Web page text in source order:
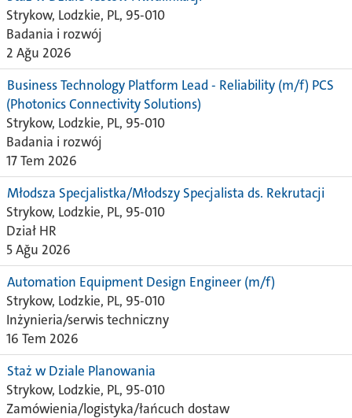
Strykow, Lodzkie, PL, 95-010
Badania i rozwój
2 Ağu 2026
Business Technology Platform Lead - Reliability (m/f) PCS
(Photonics Connectivity Solutions)
Strykow, Lodzkie, PL, 95-010
Badania i rozwój
17 Tem 2026
Młodsza Specjalistka/Młodszy Specjalista ds. Rekrutacji
Strykow, Lodzkie, PL, 95-010
Dział HR
5 Ağu 2026
Automation Equipment Design Engineer (m/f)
Strykow, Lodzkie, PL, 95-010
Inżynieria/serwis techniczny
16 Tem 2026
Staż w Dziale Planowania
Strykow, Lodzkie, PL, 95-010
Zamówienia/logistyka/łańcuch dostaw